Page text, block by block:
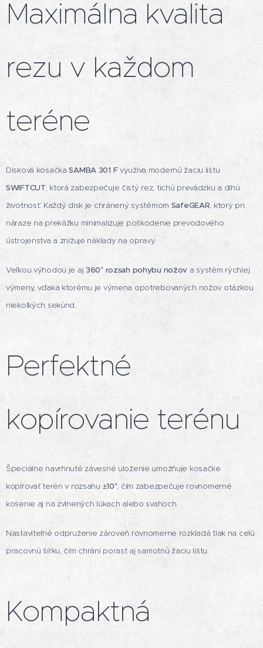
Maximálna kvalita
rezu v každom
teréne
Disková kosačkaSAMBA 301 Fvyužíva modernú žaciu lištu
SWIFTCUT, ktorá zabezpečuje čistý rez, tichú prevádzku a dlhú
životnosť. Každý disk je chránený systémom SafeGEAR, ktorý pri
náraze na prekážku minimalizuje poškodenie prevodového
ústrojenstva a znižuje náklady na opravy.
Veľkou výhodou je aj360° rozsah pohybu nožov a systém rýchlej
výmeny, vďaka ktorému je výmena opotrebovaných nožov otázkou
niekoľkých sekúnd.
Perfektné
kopírovanie terénu
Špeciálne navrhnuté závesné uloženie umožňuje kosačke
kopírovať terén v rozsahu ±10°, čím zabezpečuje rovnomerné
kosenie aj na zvlnených lúkach alebo svahoch.
Nastaviteľné odpruženie zároveň rovnomerne rozkladá tlak na celú
pracovnú šírku, čím chráni porast aj samotnú žaciu lištu.
Kompaktná